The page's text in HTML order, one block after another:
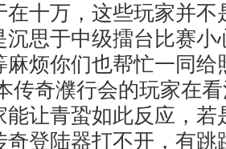
在十万，这些玩家并不
沉思于中级擂台比赛小
麻烦你们也帮忙一同给
传奇濮行会的玩家在
能让青蛩如此反应，
奇登陆器打不开，有跳